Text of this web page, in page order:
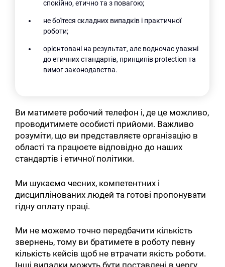
спокійно, етично та з повагою;
не боїтеся складних випадків і практичної
роботи;
орієнтовані на результат, але водночас уважні
до етичних стандартів, принципів protection та
вимог законодавства.
Ви матимете робочий телефон і, де це можливо,
проводитимете особисті прийоми. Важливо
розуміти, що ви представляєте організацію в
області та працюєте відповідно до наших
стандартів і етичної політики.
Ми шукаємо чесних, компетентних і
дисциплінованих людей та готові пропонувати
гідну оплату праці.
Ми не можемо точно передбачити кількість
звернень, тому ви братимете в роботу певну
кількість кейсів щоб не втрачати якість роботи.
Інші випадки можуть бути поставлені в чергу